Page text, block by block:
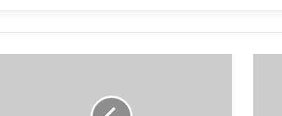
خبری خوش برای مشمولان غایب